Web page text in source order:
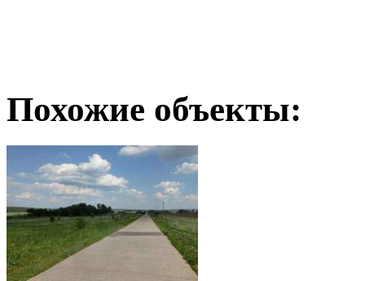
Похожие объекты: